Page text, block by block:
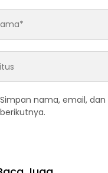
Simpan nama, email,
berikutnya.